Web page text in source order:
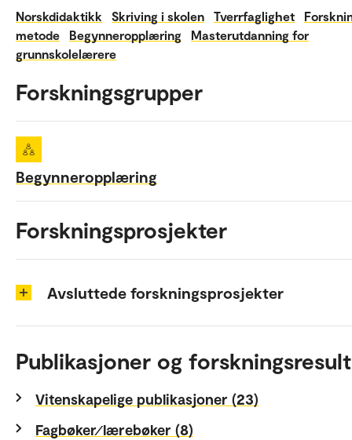
Norskdidaktikk Skriving i skolen Tverrfaglighet
metode
Begynneropplæring
Masterutdanning for
grunnskolelærere
Forskningsgrupper
Begynneropplæring
Forskningsprosjekter
Avsluttede forskningsprosjekter
Publikasjoner og
Vitenskapelige publikasjoner (23)
Fagbøker⁄lærebøker (8)